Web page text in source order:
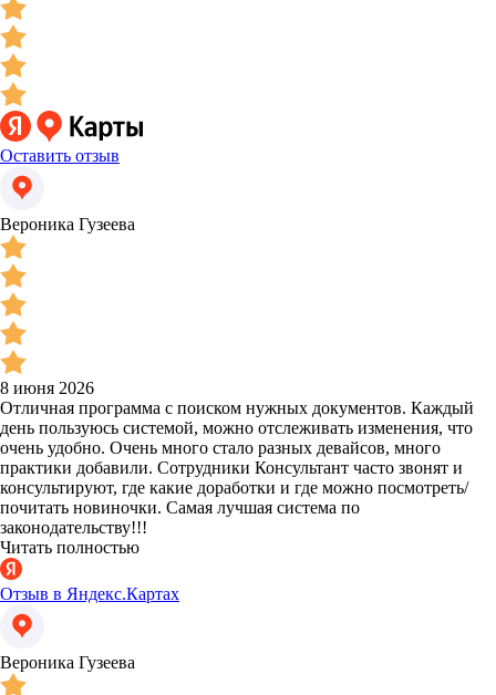
Оставить отзыв
Вероника Гузеева
8 июня 2026
Отличная программа с поиском нужных документов. Каждый
день пользуюсь системой, можно отслеживать изменения, что
очень удобно. Очень много стало разных девайсов, много
практики добавили. Сотрудники Консультант часто звонят и
консультируют, где какие доработки и где можно посмотреть/
почитать новиночки. Самая лучшая система по
законодательству!!!
Читать полностью
Отзыв в Яндекс.Картах
Вероника Гузеева